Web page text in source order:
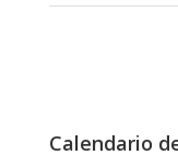
Calendario